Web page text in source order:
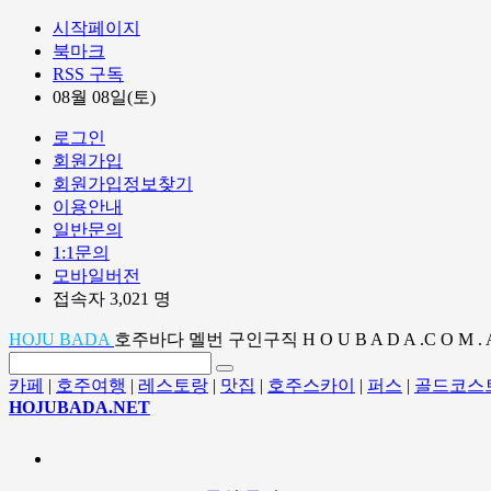
시작페이지
북마크
RSS 구독
08월 08일(토)
로그인
회원가입
회원가입정보찾기
이용안내
일반문의
1:1문의
모바일버전
접속자 3,021 명
HOJU BADA 호주바다 멜번 구인구직 H O U B A D A .C O M .
카페 | 호주여행 | 레스토랑 | 맛집 | 호주스카이 | 퍼스 | 골드코스
HOJUBADA.NET